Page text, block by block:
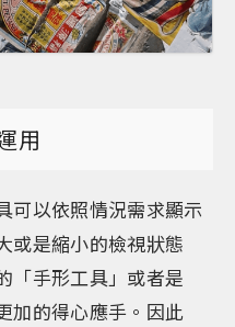
用
可以依照情況需求顯示
或是縮小的檢視狀態
「手形工具」或者是
加的得心應手。因此